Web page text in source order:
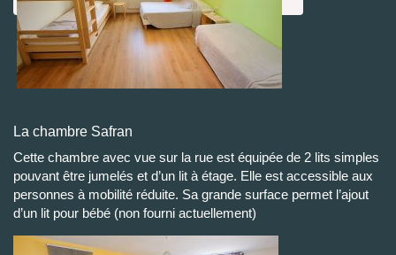
La chambre Safran
Cette chambre avec vue sur la rue est équipée de 2 lits simples
pouvant être jumelés et d’un lit à étage. Elle est accessible aux
personnes à mobilité réduite. Sa grande surface permet l’ajout
d’un lit pour bébé (non fourni actuellement)